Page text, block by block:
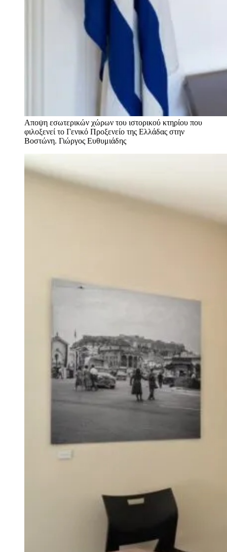
Αποψη εσωτερικών χώρων του ιστορικού κτηρίου που
φιλοξενεί το Γενικό Προξενείο της Ελλάδας στην
Βοστώνη. Γιώργος Ευθυμιάδης